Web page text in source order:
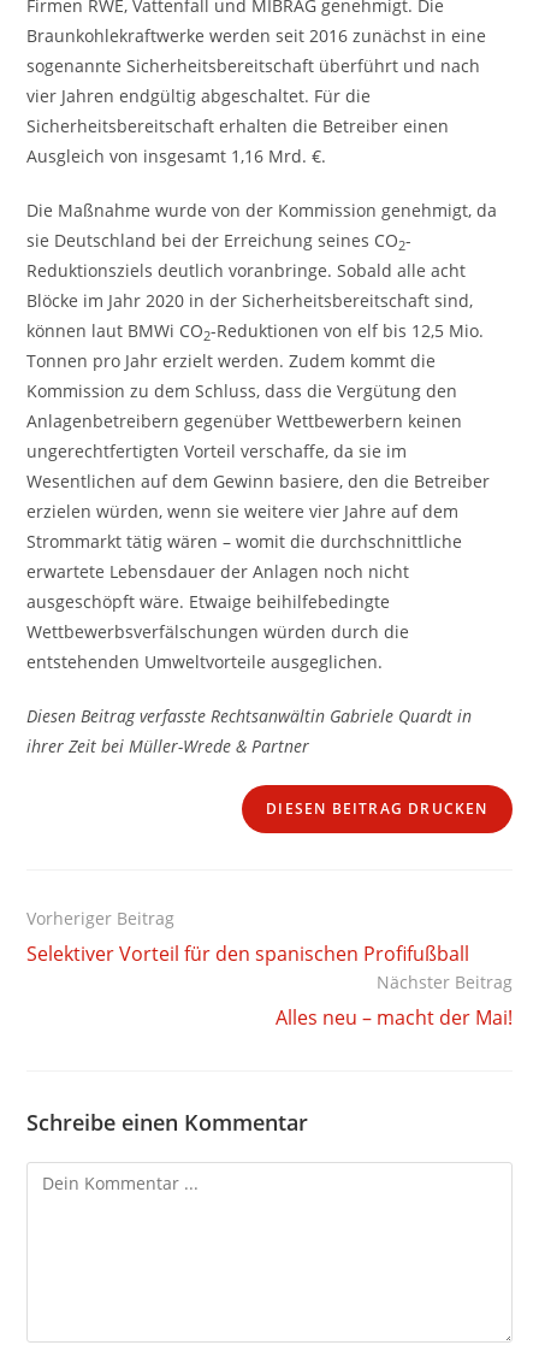
Firmen RWE, Vattenfall und MIBRAG genehmigt. Die
Braunkohlekraftwerke werden seit 2016 zunächst in eine
sogenannte Sicherheitsbereitschaft überführt und nach
vier Jahren endgültig abgeschaltet. Für die
Sicherheitsbereitschaft erhalten die Betreiber einen
Ausgleich von insgesamt 1,16 Mrd. €.
Die Maßnahme wurde von der Kommission genehmigt, da
sie Deutschland bei der Erreichung seines CO2-
Reduktionsziels deutlich voranbringe. Sobald alle acht
Blöcke im Jahr 2020 in der Sicherheitsbereitschaft sind,
können laut BMWi CO2-Reduktionen von elf bis 12,5 Mio.
Tonnen pro Jahr erzielt werden. Zudem kommt die
Kommission zu dem Schluss, dass die Vergütung den
Anlagenbetreibern gegenüber Wettbewerbern keinen
ungerechtfertigten Vorteil verschaffe, da sie im
Wesentlichen auf dem Gewinn basiere, den die Betreiber
erzielen würden, wenn sie weitere vier Jahre auf dem
Strommarkt tätig wären – womit die durchschnittliche
erwartete Lebensdauer der Anlagen noch nicht
ausgeschöpft wäre. Etwaige beihilfebedingte
Wettbewerbsverfälschungen würden durch die
entstehenden Umweltvorteile ausgeglichen.
Diesen Beitrag verfasste Rechtsanwältin Gabriele Quardt in
ihrer Zeit bei Müller-Wrede & Partner
DIESEN BEITRAG DRUCKEN
Weitere
Artikel
ansehen
Vorheriger Beitrag
Selektiver Vorteil für den spanischen Profifußball
Nächster Beitrag
Alles neu – macht der Mai!
Schreibe einen Kommentar
Kommentieren